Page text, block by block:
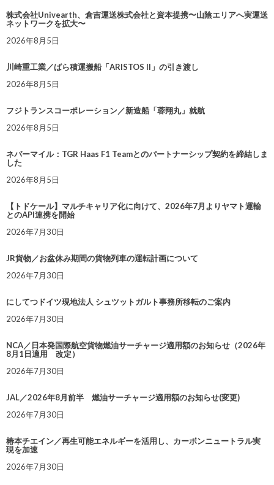
株式会社Univearth、倉吉運送株式会社と資本提携〜山陰エリアへ実運送
ネットワークを拡大〜
2026年8月5日
川崎重工業／ばら積運搬船「ARISTOS II」の引き渡し
2026年8月5日
フジトランスコーポレーション／新造船「蓉翔丸」就航
2026年8月5日
ネバーマイル：TGR Haas F1 Teamとのパートナーシップ契約を締結しま
した
2026年8月5日
【トドケール】マルチキャリア化に向けて、2026年7月よりヤマト運輸
とのAPI連携を開始
2026年7月30日
JR貨物／お盆休み期間の貨物列車の運転計画について
2026年7月30日
にしてつドイツ現地法人 シュツットガルト事務所移転のご案内
2026年7月30日
NCA／日本発国際航空貨物燃油サーチャージ適用額のお知らせ（2026年
8月1日適用 改定）
2026年7月30日
JAL／2026年8月前半 燃油サーチャージ適用額のお知らせ(変更)
2026年7月30日
椿本チエイン／再生可能エネルギーを活用し、カーボンニュートラル実
現を加速
2026年7月30日